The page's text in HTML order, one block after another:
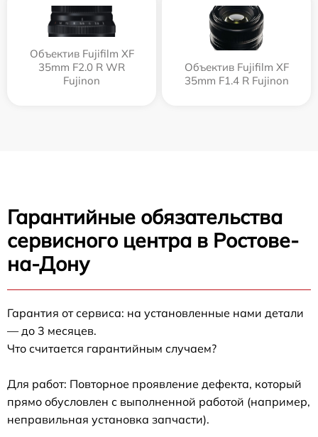
Объектив Fujifilm XF
35mm F2.0 R WR
Fujinon
Объектив Fujifilm XF
35mm F1.4 R Fujinon
Гарантийные обязательства
сервисного центра в Ростове-
на-Дону
Гарантия от сервиса: на установленные нами детали
— до 3 месяцев.
Что считается гарантийным случаем?
Для работ: Повторное проявление дефекта, который
прямо обусловлен с выполненной работой (например,
неправильная установка запчасти).